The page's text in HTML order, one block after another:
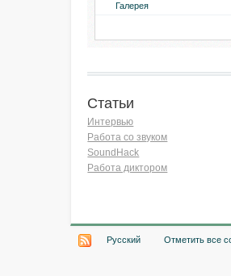
Галерея
Статьи
Интервью
Работа со звуком
SoundHack
Работа диктором
Русский Отметить все